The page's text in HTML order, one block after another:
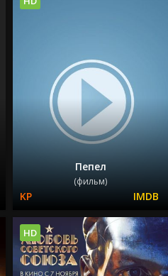
Пепел
(фильм)
HD